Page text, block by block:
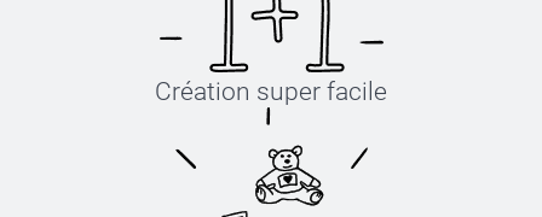
Création super facile